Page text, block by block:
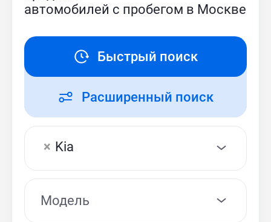
автомобилей с пробегом в Москве
Быстрый поиск
Расширенный поиск
× Kia
Модель